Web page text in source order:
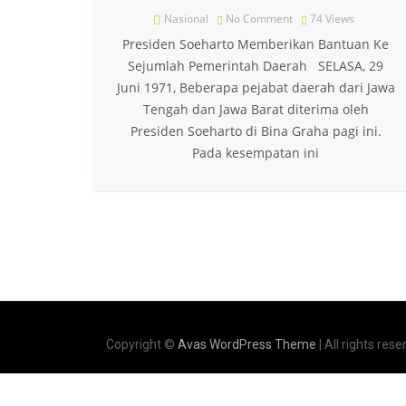
Nasional No Comment 74Views
Presiden Soeharto Memberikan Bantuan Ke
Sejumlah Pemerintah Daerah SELASA, 29
Juni 1971, Beberapa pejabat daerah dari Jawa
Tengah dan Jawa Barat diterima oleh
Presiden Soeharto di Bina Graha pagi ini.
Pada kesempatan ini
Copyright © Avas WordPress Theme | All rights